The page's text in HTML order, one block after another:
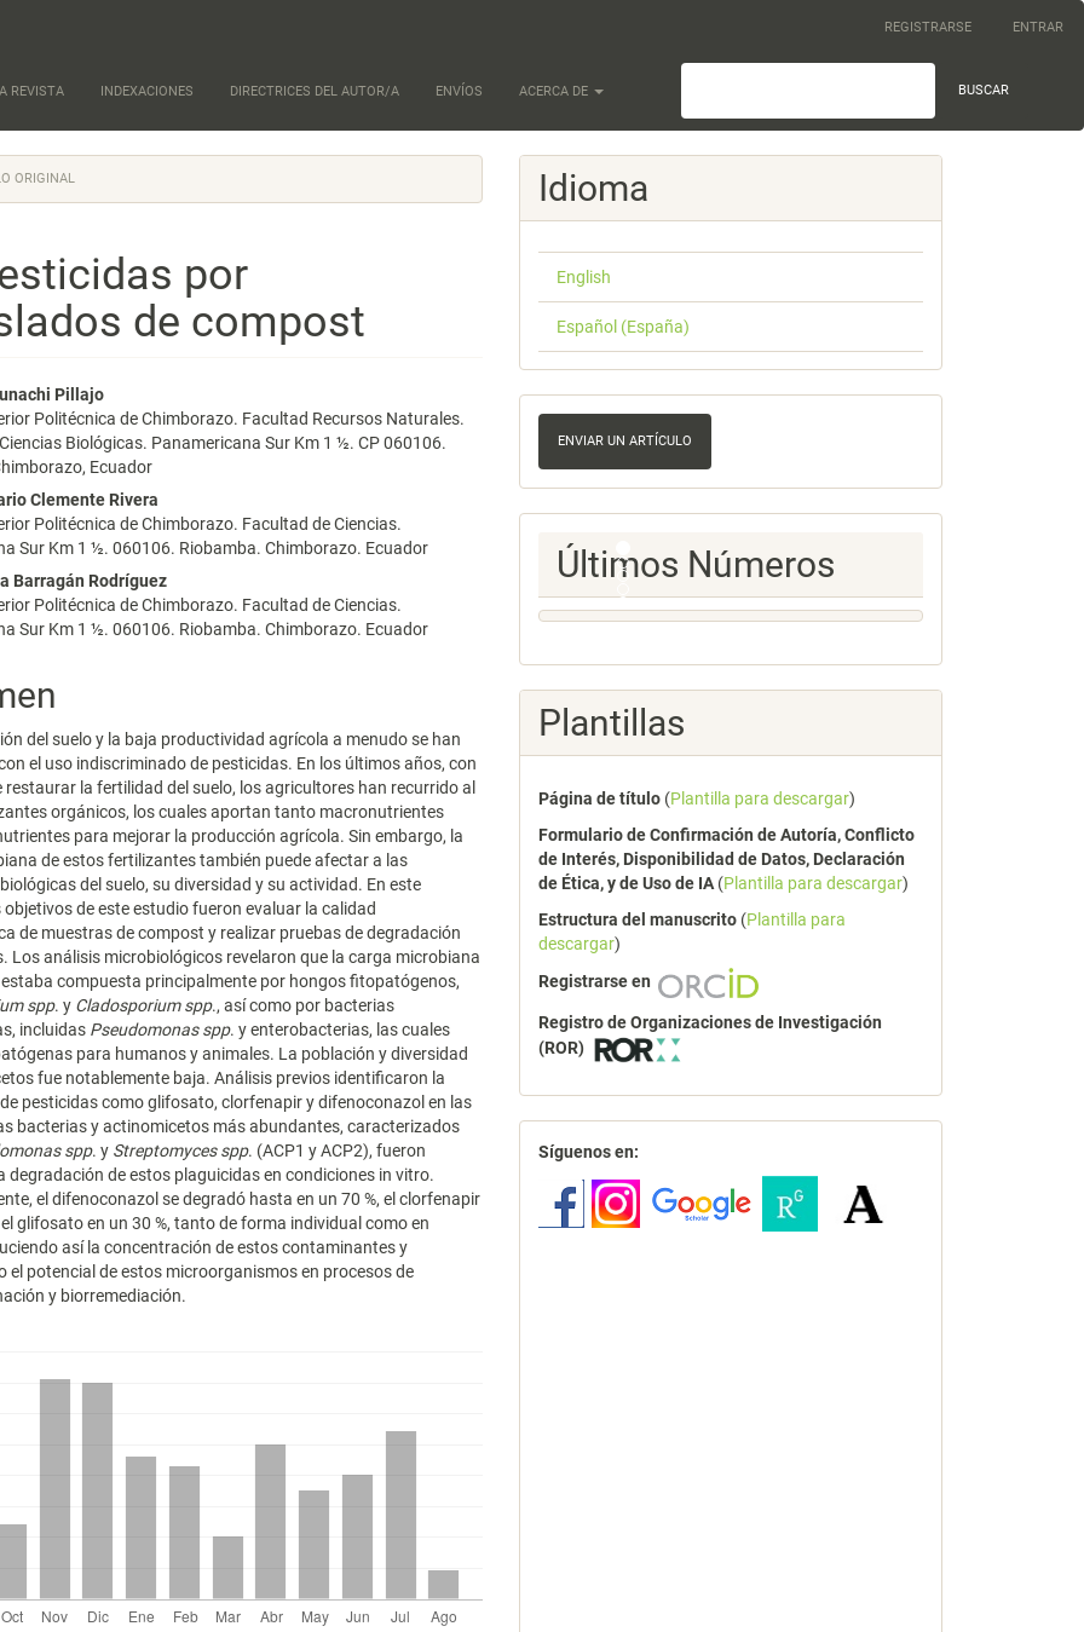
REGISTRARSE ENTRAR
REVISTA INDEXACIONES DIRECTRICES DEL AUTOR/A ENVÍOS ACERCA DE BUSCAR
ORIGINAL
por
de compost
Pillajo
Politécnica de Chimborazo. Facultad Recursos Naturales.
Biológicas. Panamericana Sur Km 1 ½. CP 060106.
Ecuador
Clemente Rivera
Politécnica de Chimborazo. Facultad de Ciencias.
Sur Km 1 ½. 060106. Riobamba. Chimborazo. Ecuador
Barragán Rodríguez
Politécnica de Chimborazo. Facultad de Ciencias.
Sur Km 1 ½. 060106. Riobamba. Chimborazo. Ecuador
del suelo y la baja productividad agrícola a menudo se han
el uso indiscriminado de pesticidas. En los últimos años, con
restaurar la fertilidad del suelo, los agricultores han recurrido al
orgánicos, los cuales aportan tanto macronutrientes
para mejorar la producción agrícola. Sin embargo, la
de estos fertilizantes también puede afectar a las
del suelo, su diversidad y su actividad. En este
de este estudio fueron evaluar la calidad
de muestras de compost y realizar pruebas de degradación
Los análisis microbiológicos revelaron que la carga microbiana
compuesta principalmente por hongos fitopatógenos,
spp. y Cladosporium spp., así como por bacterias
incluidas Pseudomonas spp. y enterobacterias, las cuales
para humanos y animales. La población y diversidad
fue notablemente baja. Análisis previos identificaron la
pesticidas como glifosato, clorfenapir y difenoconazol en las
bacterias y actinomicetos más abundantes, caracterizados
spp. y Streptomyces spp. (ACP1 y ACP2), fueron
degradación de estos plaguicidas en condiciones in vitro.
el difenoconazol se degradó hasta en un 70 %, el clorfenapir
el glifosato en un 30 %, tanto de forma individual como en
así la concentración de estos contaminantes y
el potencial de estos microorganismos en procesos de
y biorremediación.
Idioma
English
Español (España)
Enviar
un
artículo
ENVIAR UN ARTÍCULO
Ultimos
Numeros
Últimos Números
Plantillas
Página de título (Plantilla para descargar)
Formulario de Confirmación de Autoría, Conflicto
de Interés, Disponibilidad de Datos, Declaración
de Ética, y de Uso de IA (Plantilla para descargar)
Estructura del manuscrito (Plantilla para
descargar)
Registrarse en
Registro de Organizaciones de Investigación
(ROR)
redes
Síguenos en: